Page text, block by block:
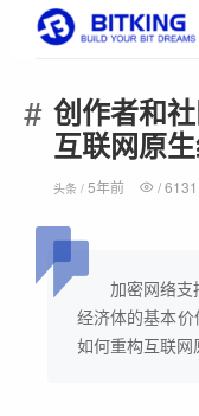
创作者和
互联网原生
头条 / 5年前 /6131
加密网络
经济体的基本
如何重构互联